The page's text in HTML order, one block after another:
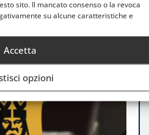
sito. Il mancato consenso o la revoca
su alcune caratteristiche e
Accetta
opzioni
grossa tegola per i
ai ripari